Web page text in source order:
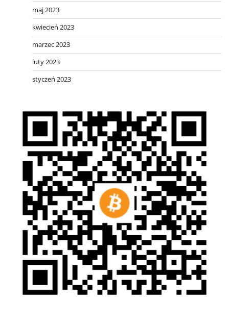
maj 2023
kwiecień 2023
marzec 2023
luty 2023
styczeń 2023